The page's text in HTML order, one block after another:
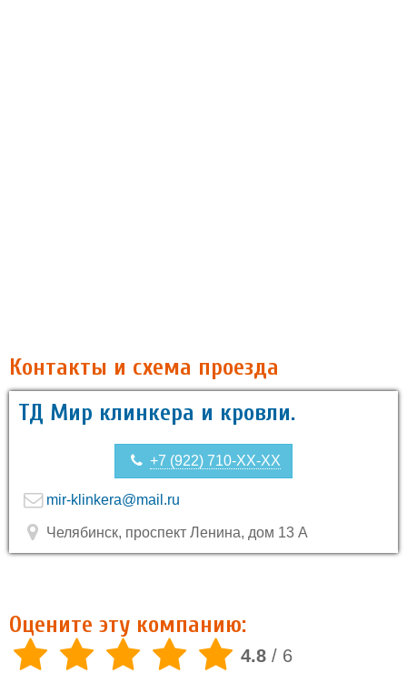
Контакты и схема проезда
ТД Мир клинкера и кровли.
+7 (922) 710-XX-XX
mir-klinkera@mail.ru
Челябинск, проспект Ленина, дом 13 А
Оцените эту компанию:
4.8 / 6